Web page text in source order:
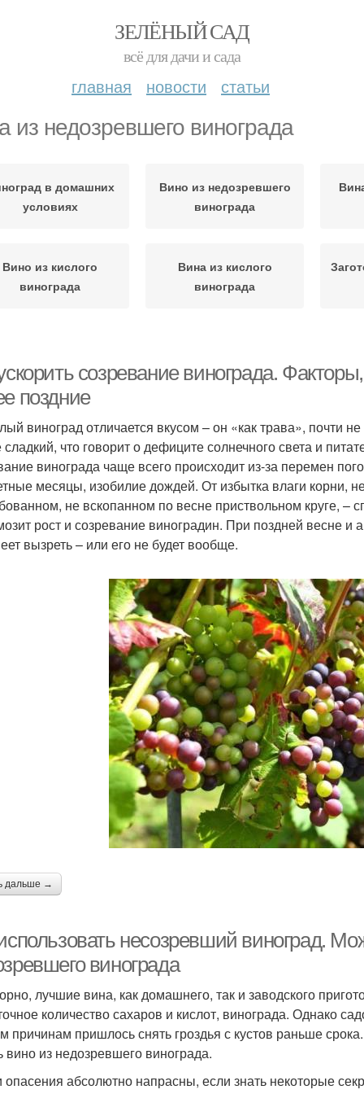
ЗЕЛЁНЫЙ САД
всё для дачи и сада
главная новости статьи
из недозревшего винограда
в домашних
условиях
Вино из недозревшего
винограда
Вино из кислого
винограда
Вина из кислого
винограда
виноград Снятой виноград
из винограда Молодой виноград
Уксус из винограда
Повидло из винограда
для варенья
созревание винограда.
поздние
виноград отличается вкусом – он «как трава», почти
сладкий, что говорит о дефиците солнечного света и
винограда чаще всего происходит из-за перемен
месяцы, изобилие дождей. От избытка влаги корни,
не вскопанном по весне приствольном круге, –
рост и созревание виноградин. При поздней весне и
вызреть – или его не будет вообще.
дальше →
несозревший виноград.
винограда
лучшие вина, как домашнего, так и заводского
количество сахаров и кислот, винограда. Однако
причинам пришлось снять гроздья с кустов раньше
вино из недозревшего винограда.
опасения абсолютно напрасны, если знать некоторые